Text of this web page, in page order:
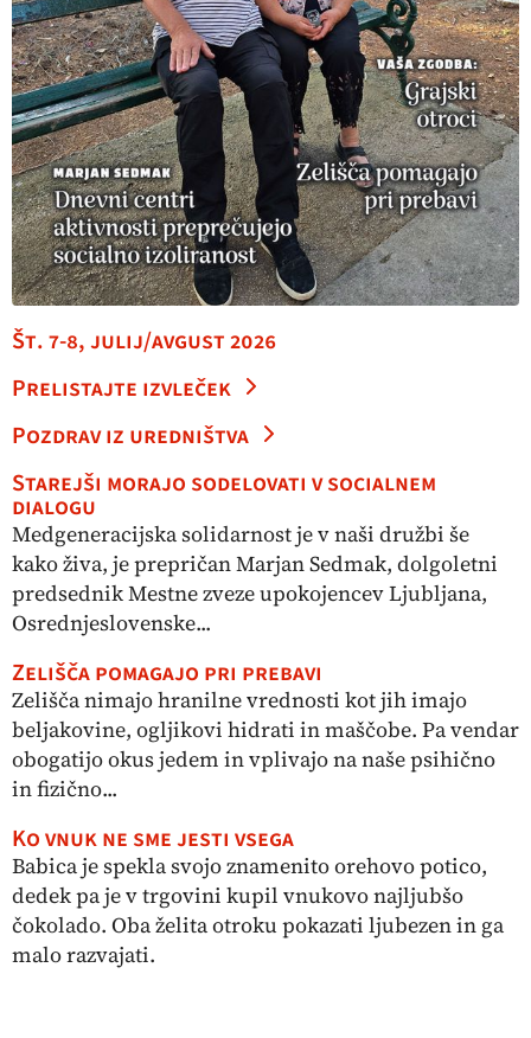
Št. 7-8, julij/avgust 2026
Prelistajte izvleček
Pozdrav iz uredništva
Starejši morajo sodelovati v socialnem
dialogu
Medgeneracijska solidarnost je v naši družbi še
kako živa, je prepričan Marjan Sedmak, dolgoletni
predsednik Mestne zveze upokojencev Ljubljana,
Osrednjeslovenske...
Zelišča pomagajo pri prebavi
Zelišča nimajo hranilne vrednosti kot jih imajo
beljakovine, ogljikovi hidrati in maščobe. Pa vendar
obogatijo okus jedem in vplivajo na naše psihično
in fizično...
Ko vnuk ne sme jesti vsega
Babica je spekla svojo znamenito orehovo potico,
dedek pa je v trgovini kupil vnukovo najljubšo
čokolado. Oba želita otroku pokazati ljubezen in ga
malo razvajati.